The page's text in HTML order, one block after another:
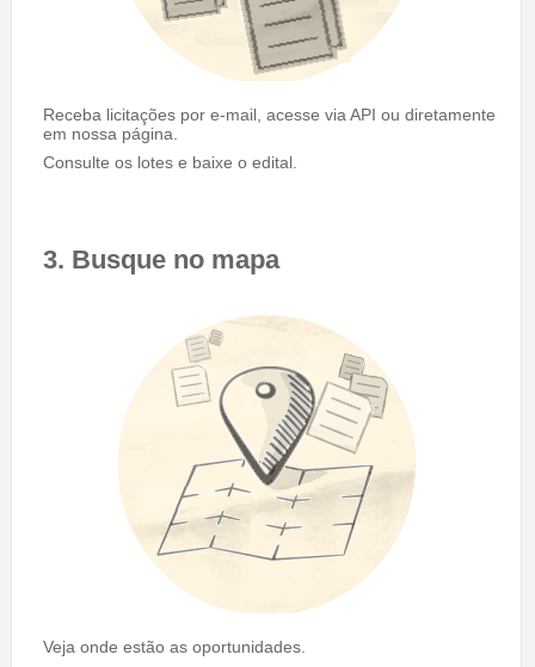
Receba licitações por e-mail, acesse via API ou diretamente
em nossa página.
Consulte os lotes e baixe o edital.
3. Busque no mapa
Veja onde estão as oportunidades.